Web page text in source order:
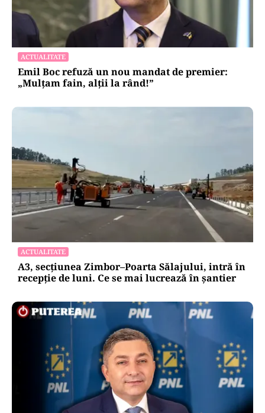
POLITICĂ
Eugen Tomac cere comasarea a peste 1.500 de
primării și reorganizarea județelor: „Nu mai
putem funcționa”
ACTUALITATE
Emil Boc refuză un nou mandat de premier:
„Mulțam fain, alții la rând!”